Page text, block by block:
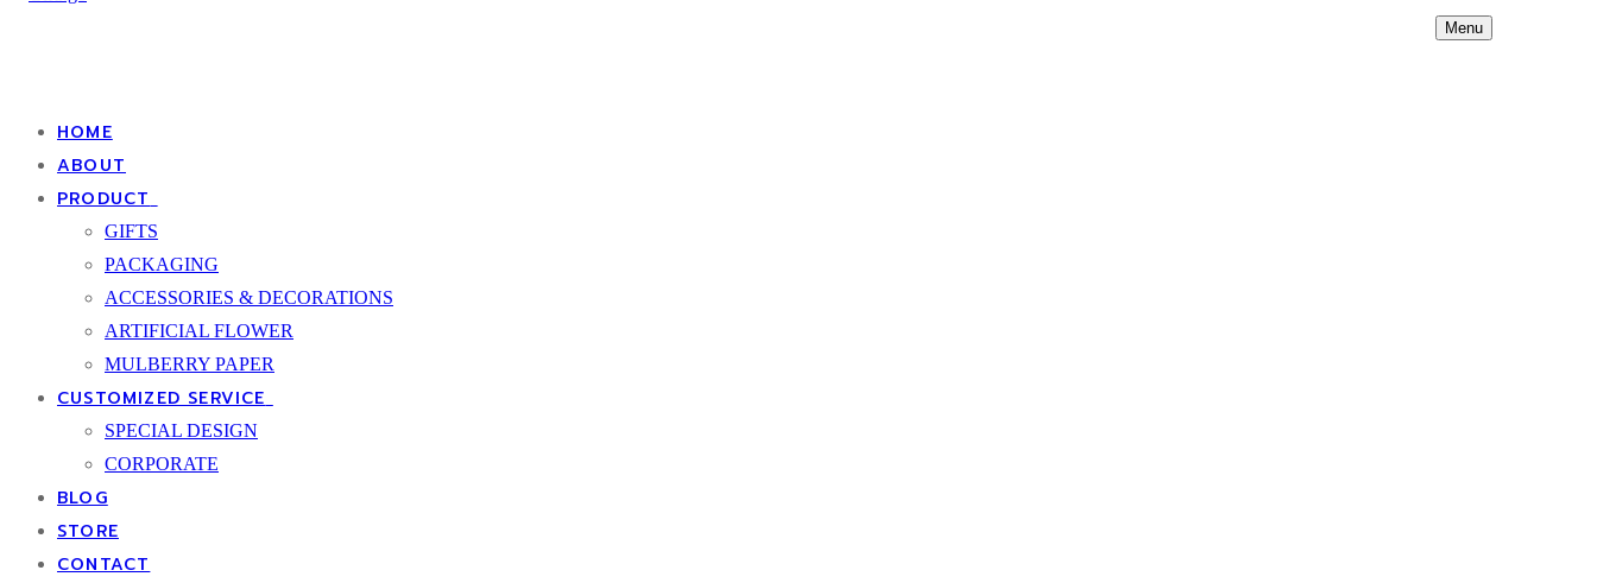
Menu
HOME
ABOUT
PRODUCT
GIFTS
PACKAGING
ACCESSORIES & DECORATIONS
ARTIFICIAL FLOWER
MULBERRY PAPER
CUSTOMIZED SERVICE
SPECIAL DESIGN
CORPORATE
BLOG
STORE
CONTACT